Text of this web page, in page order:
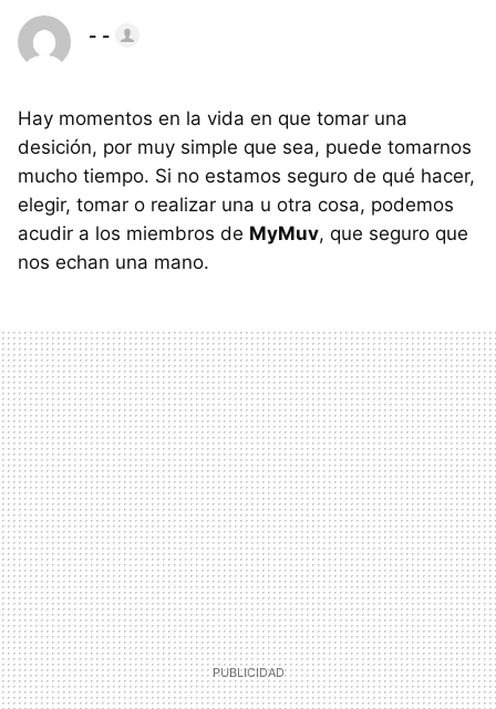
- -
Hay momentos en la vida en que tomar una
desición, por muy simple que sea, puede tomarnos
mucho tiempo. Si no estamos seguro de qué hacer,
elegir, tomar o realizar una u otra cosa, podemos
acudir a los miembros de MyMuv, que seguro que
nos echan una mano.